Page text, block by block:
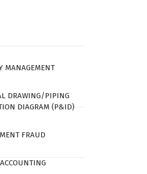
MANAGEMENT
DRAWING/PIPING
DIAGRAM (P&ID)
FRAUD